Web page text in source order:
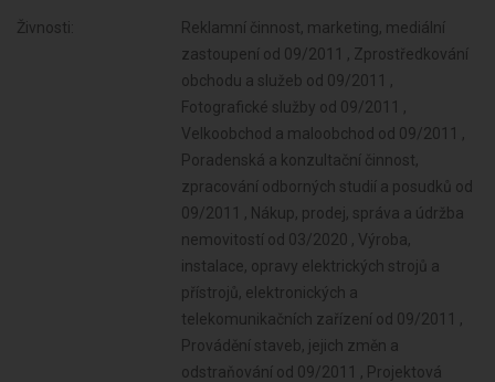
Živnosti:
Reklamní činnost, marketing, mediální
zastoupení od 09/2011 , Zprostředkování
obchodu a služeb od 09/2011 ,
Fotografické služby od 09/2011 ,
Velkoobchod a maloobchod od 09/2011 ,
Poradenská a konzultační činnost,
zpracování odborných studií a posudků od
09/2011 , Nákup, prodej, správa a údržba
nemovitostí od 03/2020 , Výroba,
instalace, opravy elektrických strojů a
přístrojů, elektronických a
telekomunikačních zařízení od 09/2011 ,
Provádění staveb, jejich změn a
odstraňování od 09/2011 , Projektová